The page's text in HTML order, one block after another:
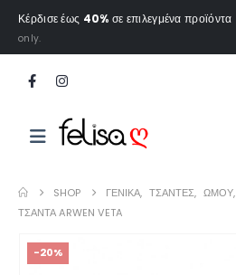
Κέρδισε έως 40% σε επιλεγμένα προϊόντα
only.
SHOP ΓΕΝΙΚΆ, ΤΣΆΝΤΕΣ, ΏΜΟΥ,
ΤΣΆΝΤΑ ARWEN VETA
-20%